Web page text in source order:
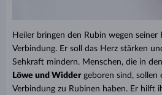
Heiler bringen den Rubin wegen seiner
Verbindung. Er soll das Herz stärken
Sehkraft mindern. Menschen, die in den
Löwe und Widder geboren sind, sollen
Verbindung zu Rubinen haben. Er hilft